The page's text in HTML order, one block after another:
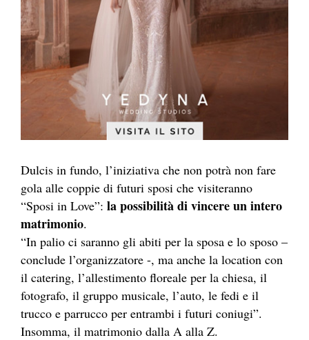
Dulcis in fundo, l’iniziativa che non potrà non fare
gola alle coppie di futuri sposi che visiteranno
“Sposi in Love”: la possibilità di vincere un intero
matrimonio.
“In palio ci saranno gli abiti per la sposa e lo sposo –
conclude l’organizzatore -, ma anche la location con
il catering, l’allestimento floreale per la chiesa, il
fotografo, il gruppo musicale, l’auto, le fedi e il
trucco e parrucco per entrambi i futuri coniugi”.
Insomma, il matrimonio dalla A alla Z.